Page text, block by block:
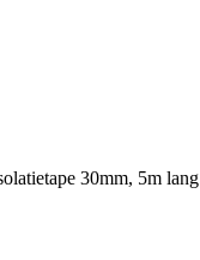
30mm, 5m lang